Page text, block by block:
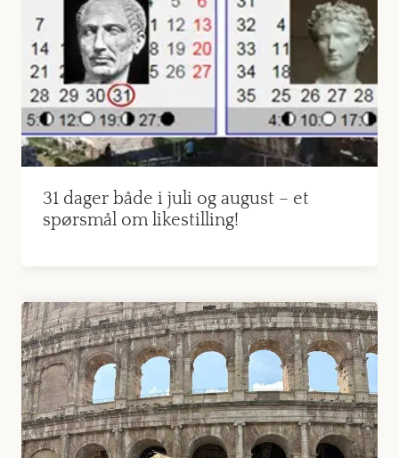
31 dager både i juli og august – et
spørsmål om likestilling!